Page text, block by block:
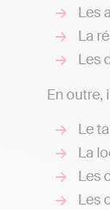
Les
La
Les
En outre,
Le
La
Les
Les